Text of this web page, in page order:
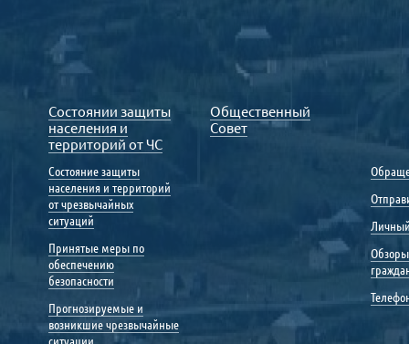
Состоянии защиты
населения и
территорий от ЧС
Состояние защиты
населения и территорий
от чрезвычайных
ситуаций
Принятые меры по
обеспечению
безопасности
Прогнозируемые и
возникшие чрезвычайные
ситуации
Общественный
Совет